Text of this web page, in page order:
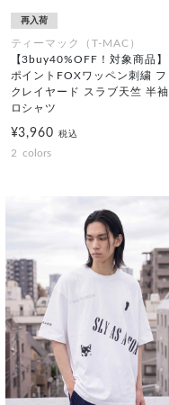
再入荷
ティーマック（T-MAC）
【3buy40%OFF！対象商品】
ポイントFOXワッペン刺繍 フ
クレイヤード スラブ天竺 半袖
ロシャツ
¥3,960税込
2 colors